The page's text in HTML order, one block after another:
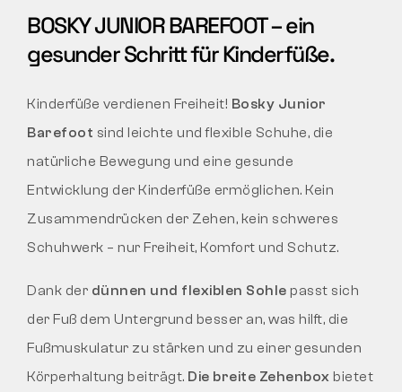
BOSKY JUNIOR BAREFOOT – ein
gesunder Schritt für Kinderfüße.
Kinderfüße verdienen Freiheit! Bosky Junior
Barefoot sind leichte und flexible Schuhe, die
natürliche Bewegung und eine gesunde
Entwicklung der Kinderfüße ermöglichen. Kein
Zusammendrücken der Zehen, kein schweres
Schuhwerk – nur Freiheit, Komfort und Schutz.
Dank der dünnen und flexiblen Sohle passt sich
der Fuß dem Untergrund besser an, was hilft, die
Fußmuskulatur zu stärken und zu einer gesunden
Körperhaltung beiträgt. Die breite Zehenbox bietet